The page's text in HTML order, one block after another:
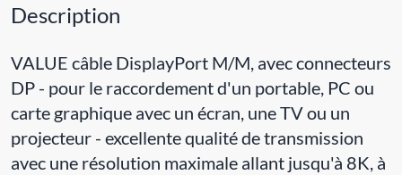
Description
VALUE câble DisplayPort M/M, avec connecteurs
DP - pour le raccordement d'un portable, PC ou
carte graphique avec un écran, une TV ou un
projecteur - excellente qualité de transmission
avec une résolution maximale allant jusqu'à 8K, à